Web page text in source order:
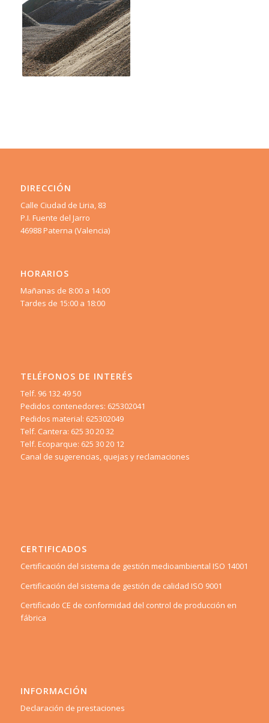
DIRECCIÓN
Calle Ciudad de Liria, 83
P.I. Fuente del Jarro
46988 Paterna (Valencia)
HORARIOS
Mañanas de 8:00 a 14:00
Tardes de 15:00 a 18:00
TELÉFONOS DE INTERÉS
Telf. 96 132 49 50
Pedidos contenedores: 625302041
Pedidos material: 625302049
Telf. Cantera: 625 30 20 32
Telf. Ecoparque: 625 30 20 12
Canal de sugerencias, quejas y reclamaciones
CERTIFICADOS
Certificación del sistema de gestión medioambiental ISO 14001
Certificación del sistema de gestión de calidad ISO 9001
Certificado CE de conformidad del control de producción en
fábrica
INFORMACIÓN
Declaración de prestaciones